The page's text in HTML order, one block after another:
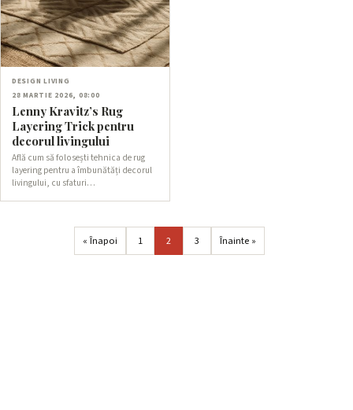
DESIGN LIVING
28 MARTIE 2026, 08:00
Lenny Kravitz’s Rug
Layering Trick pentru
decorul livingului
Află cum să folosești tehnica de rug
layering pentru a îmbunătăți decorul
livingului, cu sfaturi…
« Înapoi 1 2 3 Înainte »